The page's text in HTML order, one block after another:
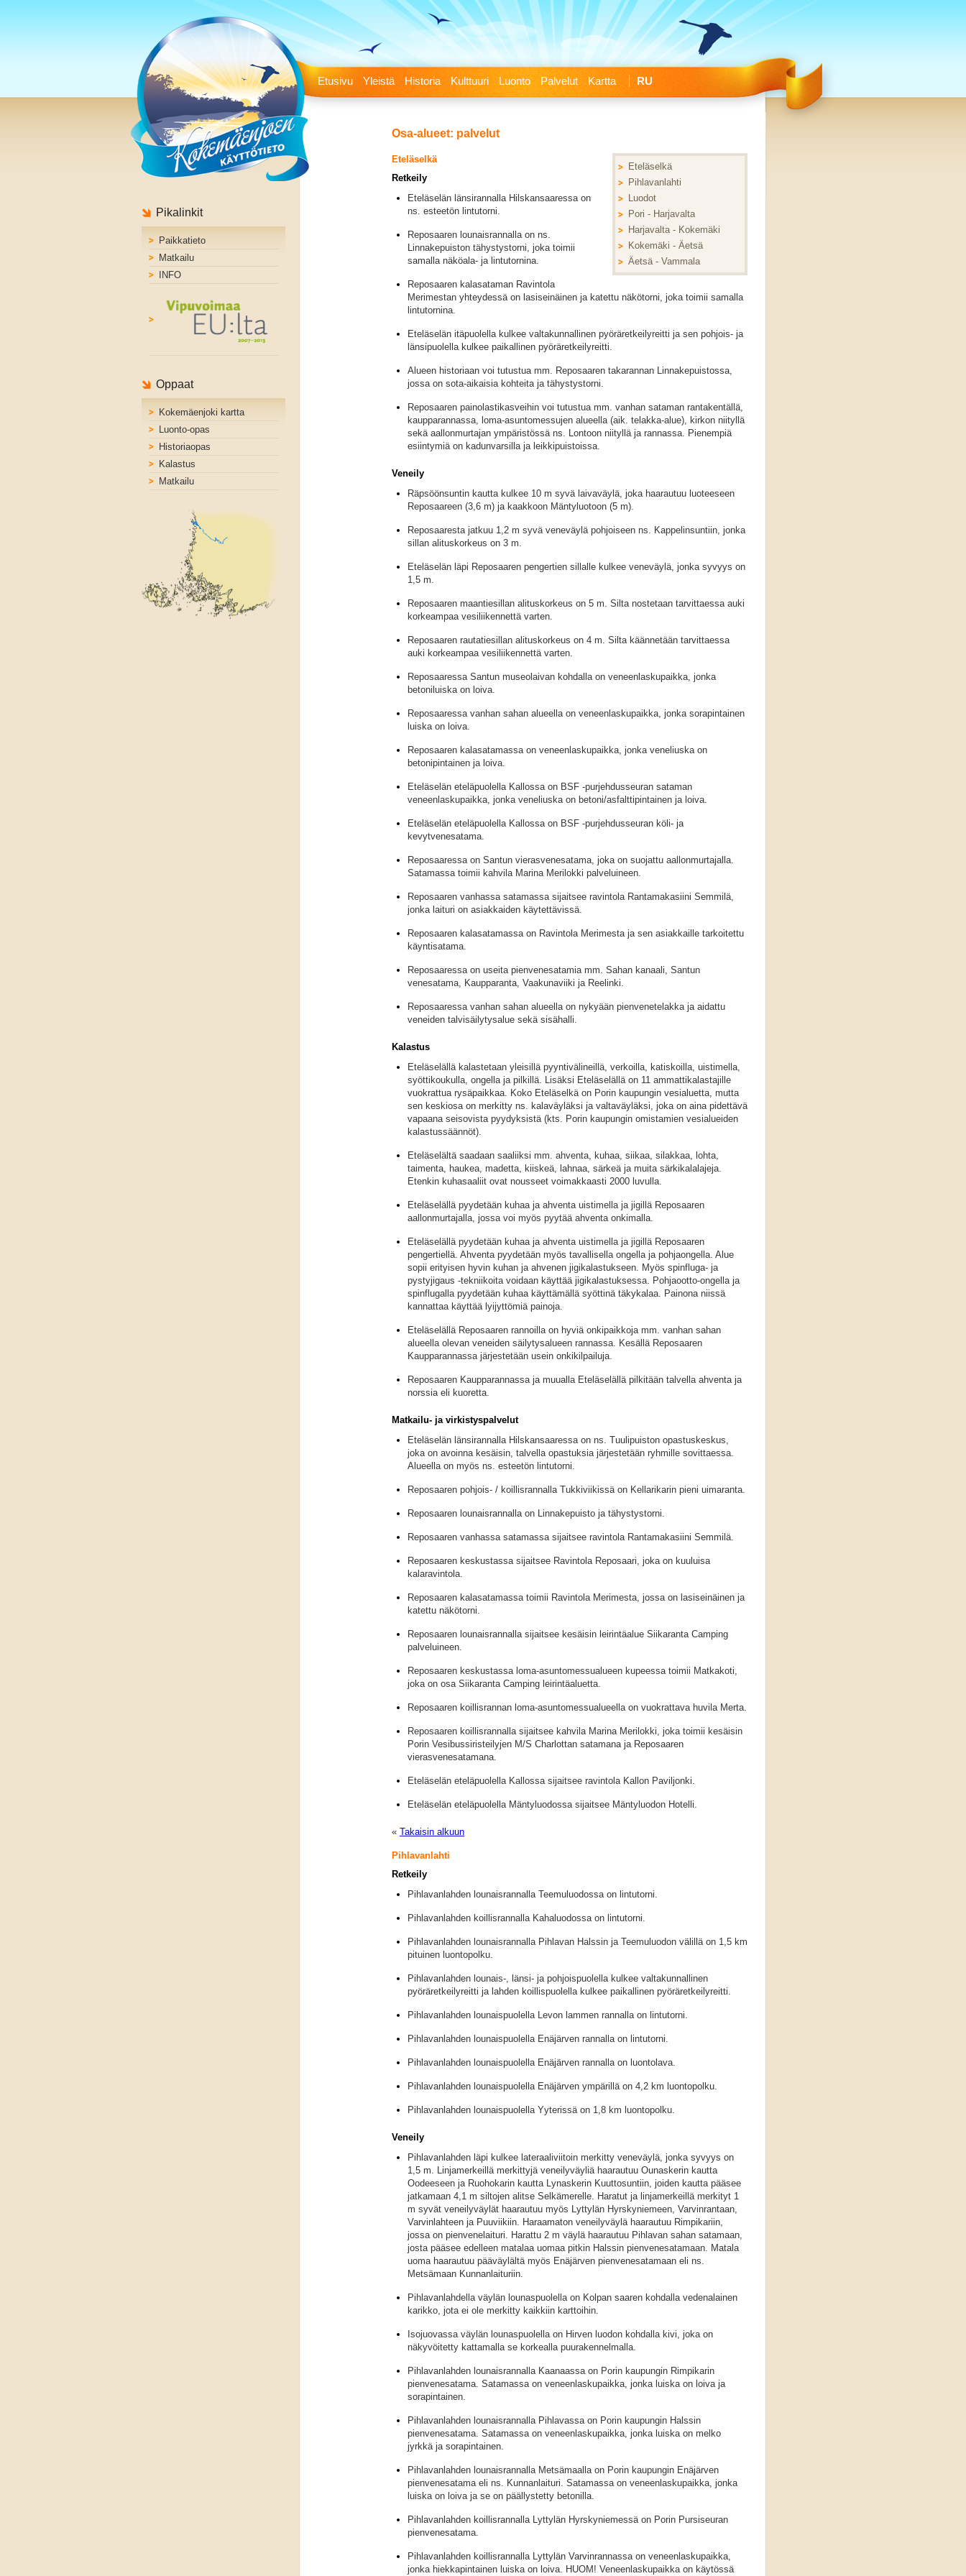
Etusivu Yleistä Historia Kulttuuri Luonto Palvelut Kartta RU
Osa-alueet: palvelut
Eteläselkä
Pihlavanlahti
Luodot
Pori - Harjavalta
Harjavalta - Kokemäki
Kokemäki - Äetsä
Äetsä - Vammala
Eteläselkä
Retkeily
Eteläselän länsirannalla Hilskansaaressa on
ns. esteetön lintutorni.
Reposaaren lounaisrannalla on ns.
Linnakepuiston tähystystorni, joka toimii
samalla näköala- ja lintutornina.
Reposaaren kalasataman Ravintola
Merimestan yhteydessä on lasiseinäinen ja katettu näkötorni, joka toimii samalla
lintutornina.
Eteläselän itäpuolella kulkee valtakunnallinen pyöräretkeilyreitti ja sen pohjois- ja
länsipuolella kulkee paikallinen pyöräretkeilyreitti.
Alueen historiaan voi tutustua mm. Reposaaren takarannan Linnakepuistossa,
jossa on sota-aikaisia kohteita ja tähystystorni.
Reposaaren painolastikasveihin voi tutustua mm. vanhan sataman rantakentällä,
kaupparannassa, loma-asuntomessujen alueella (aik. telakka-alue), kirkon niityllä
sekä aallonmurtajan ympäristössä ns. Lontoon niityllä ja rannassa. Pienempiä
esiintymiä on kadunvarsilla ja leikkipuistoissa.
Veneily
Räpsöönsuntin kautta kulkee 10 m syvä laivaväylä, joka haarautuu luoteeseen
Reposaareen (3,6 m) ja kaakkoon Mäntyluotoon (5 m).
Reposaaresta jatkuu 1,2 m syvä veneväylä pohjoiseen ns. Kappelinsuntiin, jonka
sillan alituskorkeus on 3 m.
Eteläselän läpi Reposaaren pengertien sillalle kulkee veneväylä, jonka syvyys on
1,5 m.
Reposaaren maantiesillan alituskorkeus on 5 m. Silta nostetaan tarvittaessa auki
korkeampaa vesiliikennettä varten.
Reposaaren rautatiesillan alituskorkeus on 4 m. Silta käännetään tarvittaessa
auki korkeampaa vesiliikennettä varten.
Reposaaressa Santun museolaivan kohdalla on veneenlaskupaikka, jonka
betoniluiska on loiva.
Reposaaressa vanhan sahan alueella on veneenlaskupaikka, jonka sorapintainen
luiska on loiva.
Reposaaren kalasatamassa on veneenlaskupaikka, jonka veneliuska on
betonipintainen ja loiva.
Eteläselän eteläpuolella Kallossa on BSF -purjehdusseuran sataman
veneenlaskupaikka, jonka veneliuska on betoni/asfalttipintainen ja loiva.
Eteläselän eteläpuolella Kallossa on BSF -purjehdusseuran köli- ja
kevytvenesatama.
Reposaaressa on Santun vierasvenesatama, joka on suojattu aallonmurtajalla.
Satamassa toimii kahvila Marina Merilokki palveluineen.
Reposaaren vanhassa satamassa sijaitsee ravintola Rantamakasiini Semmilä,
jonka laituri on asiakkaiden käytettävissä.
Reposaaren kalasatamassa on Ravintola Merimesta ja sen asiakkaille tarkoitettu
käyntisatama.
Reposaaressa on useita pienvenesatamia mm. Sahan kanaali, Santun
venesatama, Kaupparanta, Vaakunaviiki ja Reelinki.
Reposaaressa vanhan sahan alueella on nykyään pienvenetelakka ja aidattu
veneiden talvisäilytysalue sekä sisähalli.
Kalastus
Eteläselällä kalastetaan yleisillä pyyntivälineillä, verkoilla, katiskoilla, uistimella,
syöttikoukulla, ongella ja pilkillä. Lisäksi Eteläselällä on 11 ammattikalastajille
vuokrattua rysäpaikkaa. Koko Eteläselkä on Porin kaupungin vesialuetta, mutta
sen keskiosa on merkitty ns. kalaväyläksi ja valtaväyläksi, joka on aina pidettävä
vapaana seisovista pyydyksistä (kts. Porin kaupungin omistamien vesialueiden
kalastussäännöt).
Eteläselältä saadaan saaliiksi mm. ahventa, kuhaa, siikaa, silakkaa, lohta,
taimenta, haukea, madetta, kiiskeä, lahnaa, särkeä ja muita särkikalalajeja.
Etenkin kuhasaaliit ovat nousseet voimakkaasti 2000 luvulla.
Eteläselällä pyydetään kuhaa ja ahventa uistimella ja jigillä Reposaaren
aallonmurtajalla, jossa voi myös pyytää ahventa onkimalla.
Eteläselällä pyydetään kuhaa ja ahventa uistimella ja jigillä Reposaaren
pengertiellä. Ahventa pyydetään myös tavallisella ongella ja pohjaongella. Alue
sopii erityisen hyvin kuhan ja ahvenen jigikalastukseen. Myös spinfluga- ja
pystyjigaus -tekniikoita voidaan käyttää jigikalastuksessa. Pohjaootto-ongella ja
spinflugalla pyydetään kuhaa käyttämällä syöttinä täkykalaa. Painona niissä
kannattaa käyttää lyijyttömiä painoja.
Eteläselällä Reposaaren rannoilla on hyviä onkipaikkoja mm. vanhan sahan
alueella olevan veneiden säilytysalueen rannassa. Kesällä Reposaaren
Kaupparannassa järjestetään usein onkikilpailuja.
Reposaaren Kaupparannassa ja muualla Eteläselällä pilkitään talvella ahventa ja
norssia eli kuoretta.
Matkailu- ja virkistyspalvelut
Eteläselän länsirannalla Hilskansaaressa on ns. Tuulipuiston opastuskeskus,
joka on avoinna kesäisin, talvella opastuksia järjestetään ryhmille sovittaessa.
Alueella on myös ns. esteetön lintutorni.
Reposaaren pohjois- / koillisrannalla Tukkiviikissä on Kellarikarin pieni uimaranta.
Reposaaren lounaisrannalla on Linnakepuisto ja tähystystorni.
Reposaaren vanhassa satamassa sijaitsee ravintola Rantamakasiini Semmilä.
Reposaaren keskustassa sijaitsee Ravintola Reposaari, joka on kuuluisa
kalaravintola.
Reposaaren kalasatamassa toimii Ravintola Merimesta, jossa on lasiseinäinen ja
katettu näkötorni.
Reposaaren lounaisrannalla sijaitsee kesäisin leirintäalue Siikaranta Camping
palveluineen.
Reposaaren keskustassa loma-asuntomessualueen kupeessa toimii Matkakoti,
joka on osa Siikaranta Camping leirintäaluetta.
Reposaaren koillisrannan loma-asuntomessualueella on vuokrattava huvila Merta.
Reposaaren koillisrannalla sijaitsee kahvila Marina Merilokki, joka toimii kesäisin
Porin Vesibussiristeilyjen M/S Charlottan satamana ja Reposaaren
vierasvenesatamana.
Eteläselän eteläpuolella Kallossa sijaitsee ravintola Kallon Paviljonki.
Eteläselän eteläpuolella Mäntyluodossa sijaitsee Mäntyluodon Hotelli.
« Takaisin alkuun
Pihlavanlahti
Retkeily
Pihlavanlahden lounaisrannalla Teemuluodossa on lintutorni.
Pihlavanlahden koillisrannalla Kahaluodossa on lintutorni.
Pihlavanlahden lounaisrannalla Pihlavan Halssin ja Teemuluodon välillä on 1,5 km
pituinen luontopolku.
Pihlavanlahden lounais-, länsi- ja pohjoispuolella kulkee valtakunnallinen
pyöräretkeilyreitti ja lahden koillispuolella kulkee paikallinen pyöräretkeilyreitti.
Pihlavanlahden lounaispuolella Levon lammen rannalla on lintutorni.
Pihlavanlahden lounaispuolella Enäjärven rannalla on lintutorni.
Pihlavanlahden lounaispuolella Enäjärven rannalla on luontolava.
Pihlavanlahden lounaispuolella Enäjärven ympärillä on 4,2 km luontopolku.
Pihlavanlahden lounaispuolella Yyterissä on 1,8 km luontopolku.
Veneily
Pihlavanlahden läpi kulkee lateraaliviitoin merkitty veneväylä, jonka syvyys on
1,5 m. Linjamerkeillä merkittyjä veneilyväyliä haarautuu Ounaskerin kautta
Oodeeseen ja Ruohokarin kautta Lynaskerin Kuuttosuntiin, joiden kautta pääsee
jatkamaan 4,1 m siltojen alitse Selkämerelle. Haratut ja linjamerkeillä merkityt 1
m syvät veneilyväylät haarautuu myös Lyttylän Hyrskyniemeen, Varvinrantaan,
Varvinlahteen ja Puuviikiin. Haraamaton veneilyväylä haarautuu Rimpikariin,
jossa on pienvenelaituri. Harattu 2 m väylä haarautuu Pihlavan sahan satamaan,
josta pääsee edelleen matalaa uomaa pitkin Halssin pienvenesatamaan. Matala
uoma haarautuu pääväylältä myös Enäjärven pienvenesatamaan eli ns.
Metsämaan Kunnanlaituriin.
Pihlavanlahdella väylän lounaspuolella on Kolpan saaren kohdalla vedenalainen
karikko, jota ei ole merkitty kaikkiin karttoihin.
Isojuovassa väylän lounaspuolella on Hirven luodon kohdalla kivi, joka on
näkyvöitetty kattamalla se korkealla puurakennelmalla.
Pihlavanlahden lounaisrannalla Kaanaassa on Porin kaupungin Rimpikarin
pienvenesatama. Satamassa on veneenlaskupaikka, jonka luiska on loiva ja
sorapintainen.
Pihlavanlahden lounaisrannalla Pihlavassa on Porin kaupungin Halssin
pienvenesatama. Satamassa on veneenlaskupaikka, jonka luiska on melko
jyrkkä ja sorapintainen.
Pihlavanlahden lounaisrannalla Metsämaalla on Porin kaupungin Enäjärven
pienvenesatama eli ns. Kunnanlaituri. Satamassa on veneenlaskupaikka, jonka
luiska on loiva ja se on päällystetty betonilla.
Pihlavanlahden koillisrannalla Lyttylän Hyrskyniemessä on Porin Pursiseuran
pienvenesatama.
Pihlavanlahden koillisrannalla Lyttylän Varvinrannassa on veneenlaskupaikka,
jonka hiekkapintainen luiska on loiva. HUOM! Veneenlaskupaikka on käytössä
Pikalinkit
Paikkatieto
Matkailu
INFO
Oppaat
Kokemäenjoki kartta
Luonto-opas
Historiaopas
Kalastus
Matkailu